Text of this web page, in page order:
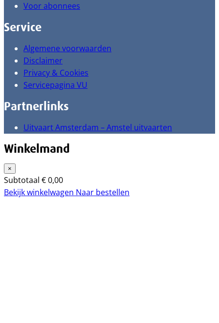
Voor abonnees
Service
Algemene voorwaarden
Disclaimer
Privacy & Cookies
Servicepagina VU
Partnerlinks
Uitvaart Amsterdam – Amstel uitvaarten
Winkelmand
×
Subtotaal €0,00
Bekijk winkelwagen Naar bestellen